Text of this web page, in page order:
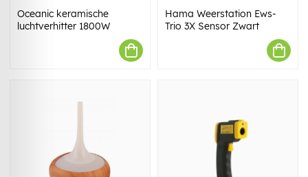
Oceanic keramische
luchtverhitter 1800W
Hama Weerstation Ews-
Trio 3X Sensor Zwart